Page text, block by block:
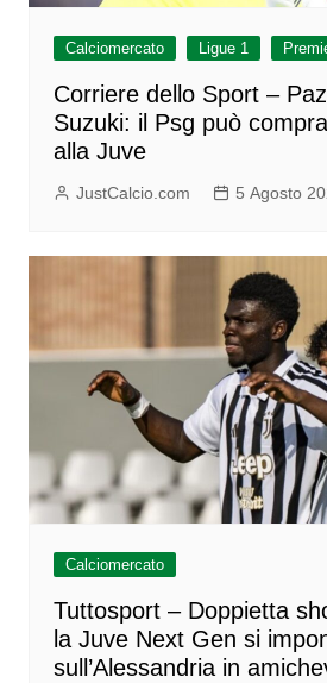
Calciomercato Ligue 1
Corriere dello Sport –
Suzuki: il Psg può
alla Juve
JustCalcio.com 5 Agosto
Calciomercato
Tuttosport – Doppietta
la Juve Next Gen si
sull’Alessandria in